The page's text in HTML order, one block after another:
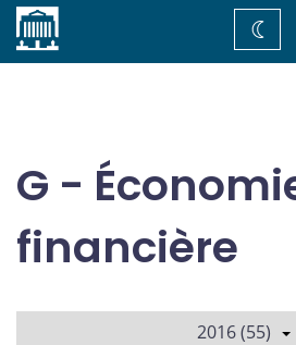
Accueil
de
G -
financière
2016 (55)